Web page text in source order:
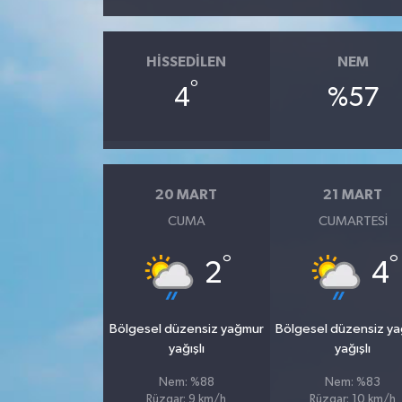
HISSEDILEN
4°
NEM
%57
20 MART
CUMA
2°
Bölgesel düzensiz yağmur
yağışlı
Nem: %88
Rüzgar: 9 km/h
21 MART
CUMARTESI
4°
Bölgesel düzensiz
yağışlı
Nem: %83
Rüzgar: 10 km/h